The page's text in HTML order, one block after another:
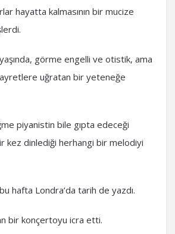
hayatta kalmasının bir mucize
görme engelli ve otistik, ama
uğratan bir yeteneğe
piyanistin bile gıpta edeceği
kez dinlediği herhangi bir melodiyi
hafta Londra’da tarih de yazdı.
bir konçertoyu icra etti.